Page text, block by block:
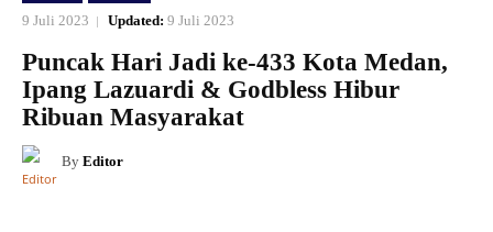
9 Juli 2023 Updated: 9 Juli 2023
Puncak Hari Jadi ke-433 Kota Medan,
Ipang Lazuardi & Godbless Hibur
Ribuan Masyarakat
By Editor